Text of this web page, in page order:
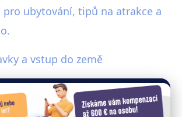
ubytování, tipů na atrakce a
a vstup do země